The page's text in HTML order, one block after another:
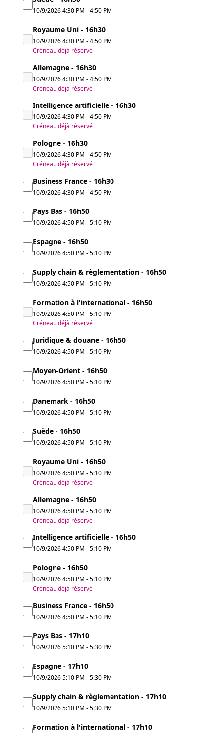
10/9/20264:30 PM -4:50 PM
Royaume Uni - 16h30
10/9/20264:30 PM -4:50 PM
Créneau déjà réservé
Allemagne - 16h30
10/9/20264:30 PM -4:50 PM
Créneau déjà réservé
Intelligence artificielle - 16h30
10/9/20264:30 PM -4:50 PM
Créneau déjà réservé
Pologne - 16h30
10/9/20264:30 PM -4:50 PM
Créneau déjà réservé
Business France - 16h30
10/9/20264:30 PM -4:50 PM
Pays Bas - 16h50
10/9/20264:50 PM -5:10 PM
Espagne - 16h50
10/9/20264:50 PM -5:10 PM
Supply chain & règlementation - 16h50
10/9/20264:50 PM -5:10 PM
Formation à l'international - 16h50
10/9/20264:50 PM -5:10 PM
Créneau déjà réservé
Juridique & douane - 16h50
10/9/20264:50 PM -5:10 PM
Moyen-Orient - 16h50
10/9/20264:50 PM -5:10 PM
Danemark - 16h50
10/9/20264:50 PM -5:10 PM
Suède - 16h50
10/9/20264:50 PM -5:10 PM
Royaume Uni - 16h50
10/9/20264:50 PM -5:10 PM
Créneau déjà réservé
Allemagne - 16h50
10/9/20264:50 PM -5:10 PM
Créneau déjà réservé
Intelligence artificielle - 16h50
10/9/20264:50 PM -5:10 PM
Pologne - 16h50
10/9/20264:50 PM -5:10 PM
Créneau déjà réservé
Business France - 16h50
10/9/20264:50 PM -5:10 PM
Pays Bas - 17h10
10/9/20265:10 PM -5:30 PM
Espagne - 17h10
10/9/20265:10 PM -5:30 PM
Supply chain & règlementation - 17h10
10/9/20265:10 PM -5:30 PM
Formation à l'international - 17h10